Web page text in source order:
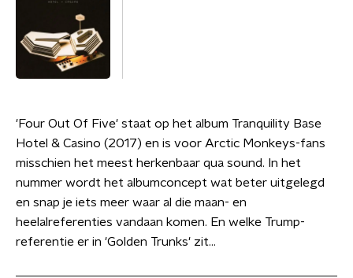
'Four Out Of Five' staat op het album Tranquility Base
Hotel & Casino (2017) en is voor Arctic Monkeys-fans
misschien het meest herkenbaar qua sound. In het
nummer wordt het albumconcept wat beter uitgelegd
en snap je iets meer waar al die maan- en
heelalreferenties vandaan komen. En welke Trump-
referentie er in 'Golden Trunks' zit...